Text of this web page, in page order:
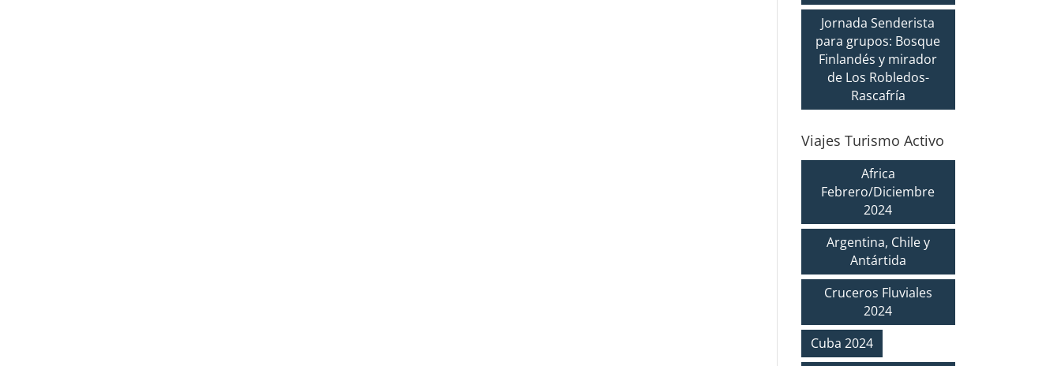
Jornada Senderista
para grupos: Bosque
Finlandés y mirador
de Los Robledos-
Rascafría
Viajes Turismo Activo
Africa
Febrero/Diciembre
2024
Argentina, Chile y
Antártida
Cruceros Fluviales
2024
Cuba 2024